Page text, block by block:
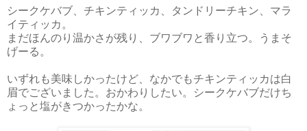
シークケバブ、チキンティッカ、タンドリーチキン、マラ
イティッカ。
まだほんのり温かさが残り、ブワブワと香り立つ。うまそ
げーる。
いずれも美味しかったけど、なかでもチキンティッカは白
眉でございました。おかわりしたい。シークケバブだけち
ょっと塩がきつかったかな。